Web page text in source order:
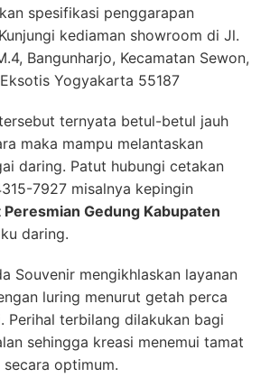
spesifikasi penggarapan
kediaman showroom di Jl.
Bangunharjo, Kecamatan Sewon,
Yogyakarta 55187
ternyata betul-betul jauh
maka mampu melantaskan
daring. Patut hubungi cetakan
7927 misalnya kepingin
Peresmian Gedung Kabupaten
daring.
Souvenir mengikhlaskan layanan
luring menurut getah perca
Perihal terbilang dilakukan bagi
sehingga kreasi menemui tamat
optimum.